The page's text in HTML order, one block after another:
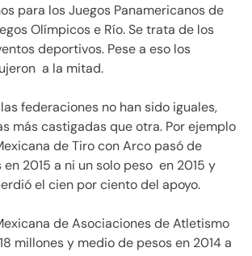
para los Juegos Panamericanos de
Olímpicos e Río. Se trata de los
deportivos. Pese a eso los
a la mitad.
federaciones no han sido iguales,
más castigadas que otra. Por ejemplo
de Tiro con Arco pasó de
en 2015 a ni un solo peso en 2015 y
el cien por ciento del apoyo.
de Asociaciones de Atletismo
millones y medio de pesos en 2014 a